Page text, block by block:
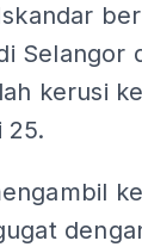
Selangor
kerusi
25.